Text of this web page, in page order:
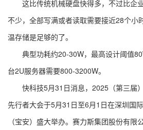
这比传统机械硬盘快得多，不过比企
不少，全部写满或者读取需要接近28个小
温存储是足够的了。
典型功耗约20-30W，最高设计阈值
台2U服务器需要800-3200W。
快科技5月31日消息，2025（第三届
先行者大会于5月31日至6月1日在深圳国
（宝安）盛大举办。赛力斯集团股份有限